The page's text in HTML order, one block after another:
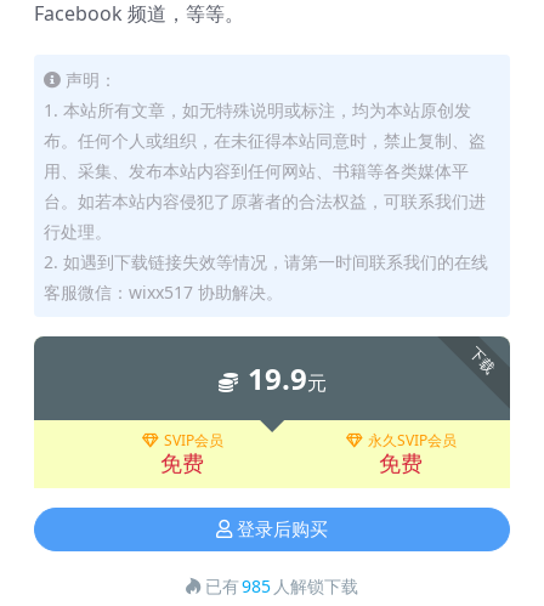
Facebook 频道，等等。
声明：
1. 本站所有文章，如无特殊说明或标注，均为本站原创发
布。任何个人或组织，在未征得本站同意时，禁止复制、盗
用、采集、发布本站内容到任何网站、书籍等各类媒体平
台。如若本站内容侵犯了原著者的合法权益，可联系我们进
行处理。
2. 如遇到下载链接失效等情况，请第一时间联系我们的在线
客服微信：wixx517 协助解决。
下载
19.9元
SVIP会员
免费
永久SVIP会员
免费
登录后购买
已有985 人解锁下载